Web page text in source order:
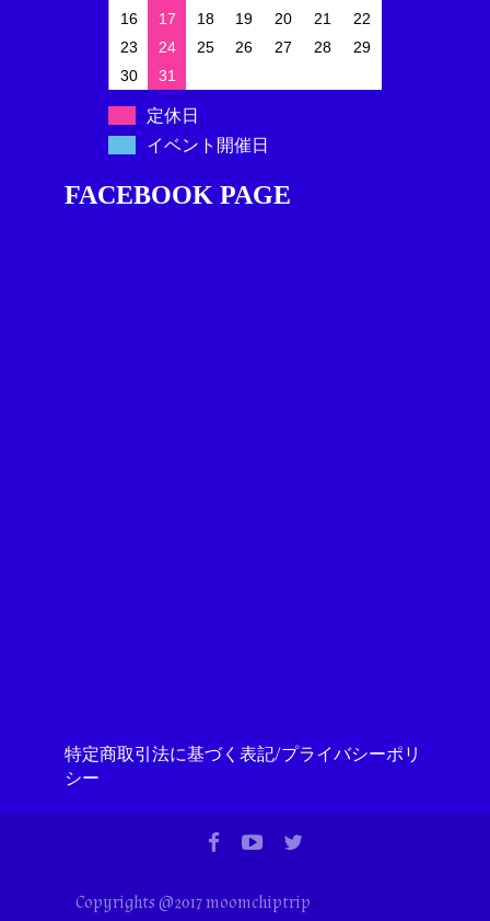
16
17 18 19 20 21
22
23
24 25 26 27 28
29
30
31
定休日
イベント開催日
FACEBOOK PAGE
特定商取引法に基づく表記/プライバシーポリ
シー
Copyrights @2017 moomchiptrip